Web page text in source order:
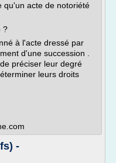
qu'un acte de notoriété
?
à l'acte dressé par
d'une succession .
préciser leur degré
leurs droits
-